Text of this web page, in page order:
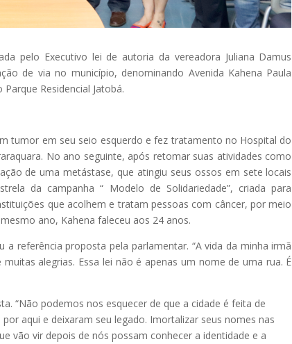
pelo Executivo lei de autoria da vereadora Juliana Damus
de via no município, denominando Avenida Kahena Paula
Residencial Jatobá.
tumor em seu seio esquerdo e fez tratamento no Hospital do
No ano seguinte, após retomar suas atividades como
de uma metástase, que atingiu seus ossos em sete locais
da campanha “ Modelo de Solidariedade”, criada para
que acolhem e tratam pessoas com câncer, por meio
ano, Kahena faleceu aos 24 anos.
referência proposta pela parlamentar. “A vida da minha irmã
alegrias. Essa lei não é apenas um nome de uma rua. É
“Não podemos nos esquecer de que a cidade é feita de
aqui e deixaram seu legado. Imortalizar seus nomes nas
vão vir depois de nós possam conhecer a identidade e a